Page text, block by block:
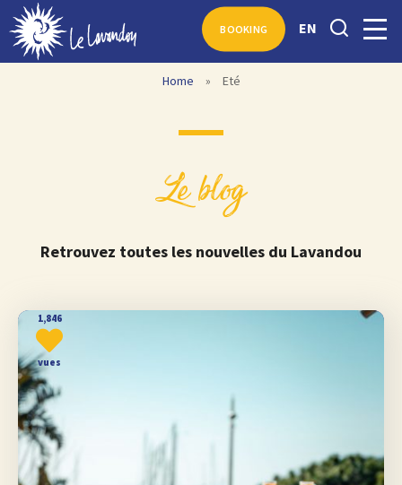
BOOKING EN
Home » Eté
Le blog
Retrouvez toutes les nouvelles du Lavandou
1,846
vues